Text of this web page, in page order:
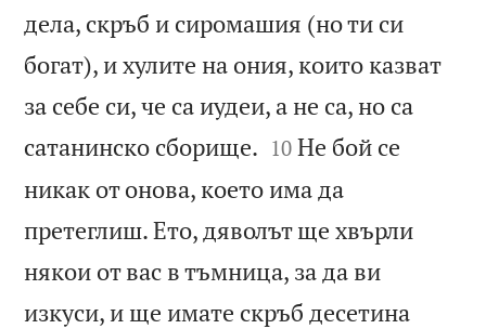
дела, скръб и сиромашия (но ти си
богат), и хулите на ония, които казват
за себе си, че са иудеи, а не са, но са
сатанинско сборище. 

10 Не бой се
никак от онова, което има да
претеглиш. Ето, дяволът ще хвърли
някои от вас в тъмница, за да ви
изкуси, и ще имате скръб десетина